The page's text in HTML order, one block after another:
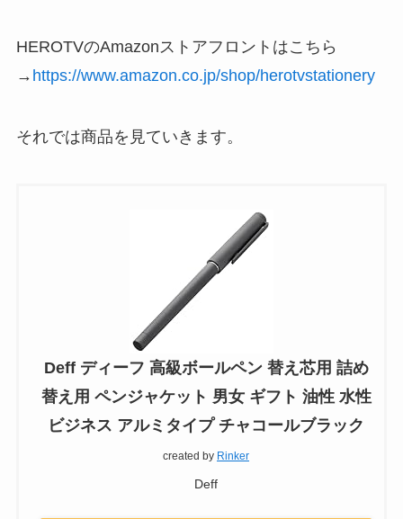
HEROTVのAmazonストアフロントはこちら
→ https://www.amazon.co.jp/shop/herotvstationery
それでは商品を見ていきます。
Deff ディーフ 高級ボールペン 替え芯用 詰め
替え用 ペンジャケット 男女 ギフト 油性 水性
ビジネス アルミタイプ チャコールブラック
created by Rinker
Deff